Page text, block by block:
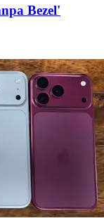
Bezel'